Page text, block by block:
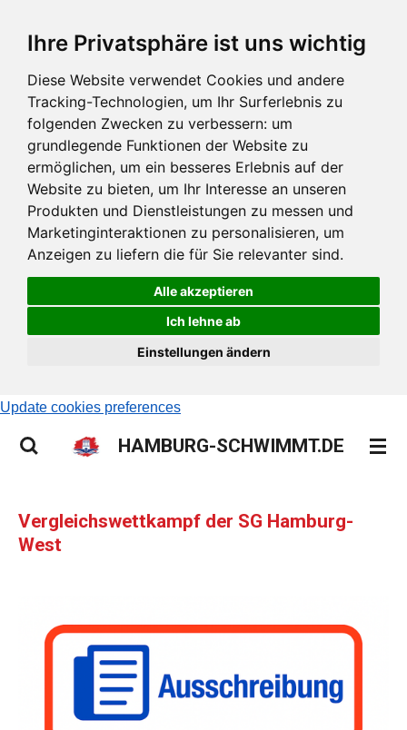
Ihre Privatsphäre ist uns wichtig
Diese Website verwendet Cookies und andere
Tracking-Technologien, um Ihr Surferlebnis zu
folgenden Zwecken zu verbessern: um
grundlegende Funktionen der Website zu
ermöglichen, um ein besseres Erlebnis auf der
Website zu bieten, um Ihr Interesse an unseren
Produkten und Dienstleistungen zu messen und
Marketinginteraktionen zu personalisieren, um
Anzeigen zu liefern die für Sie relevanter sind.
Alle akzeptieren
Ich lehne ab
Einstellungen ändern
Update cookies preferences
Hauptinhalt
HAMBURG-SCHWIMMT.DE
Vergleichswettkampf der SG Hamburg-
West